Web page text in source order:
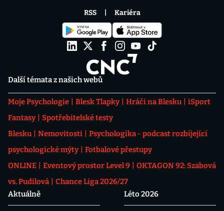
Další témata z našich webů
Moje Psychologie Blesk Tlapky Hráči na Blesku
iSport
Fantasy
Spotřebitelské testy
Blesku
Nemovitosti
Psychologika - podcast rozbíjející
psychologické mýty
Fotbalové přestupy
ONLINE
Eventový prostor Level 9
OKTAGON 92: Szabová
vs. Pudilová
Chance Liga 2026/27
Aktuálně
Léto 2026
RSS Kariéra